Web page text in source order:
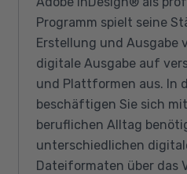
Programm spielt seine
Erstellung und Ausgabe
digitale Ausgabe auf
und Plattformen aus. In
beschäftigen Sie sich
beruflichen Alltag
unterschiedlichen
Dateiformaten über das